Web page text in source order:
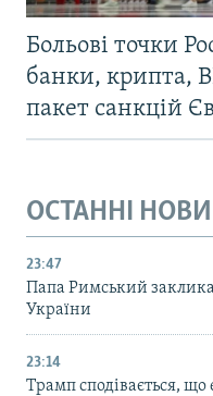
Больові точки
банки, крипта,
пакет санкцій
ОСТАННІ
23:47
Папа Римський
України
23:14
Трамп сподівається,